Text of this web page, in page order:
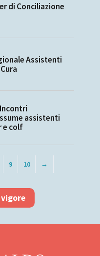
di Conciliazione
Assistenti
assistenti
e colf
9 10 →